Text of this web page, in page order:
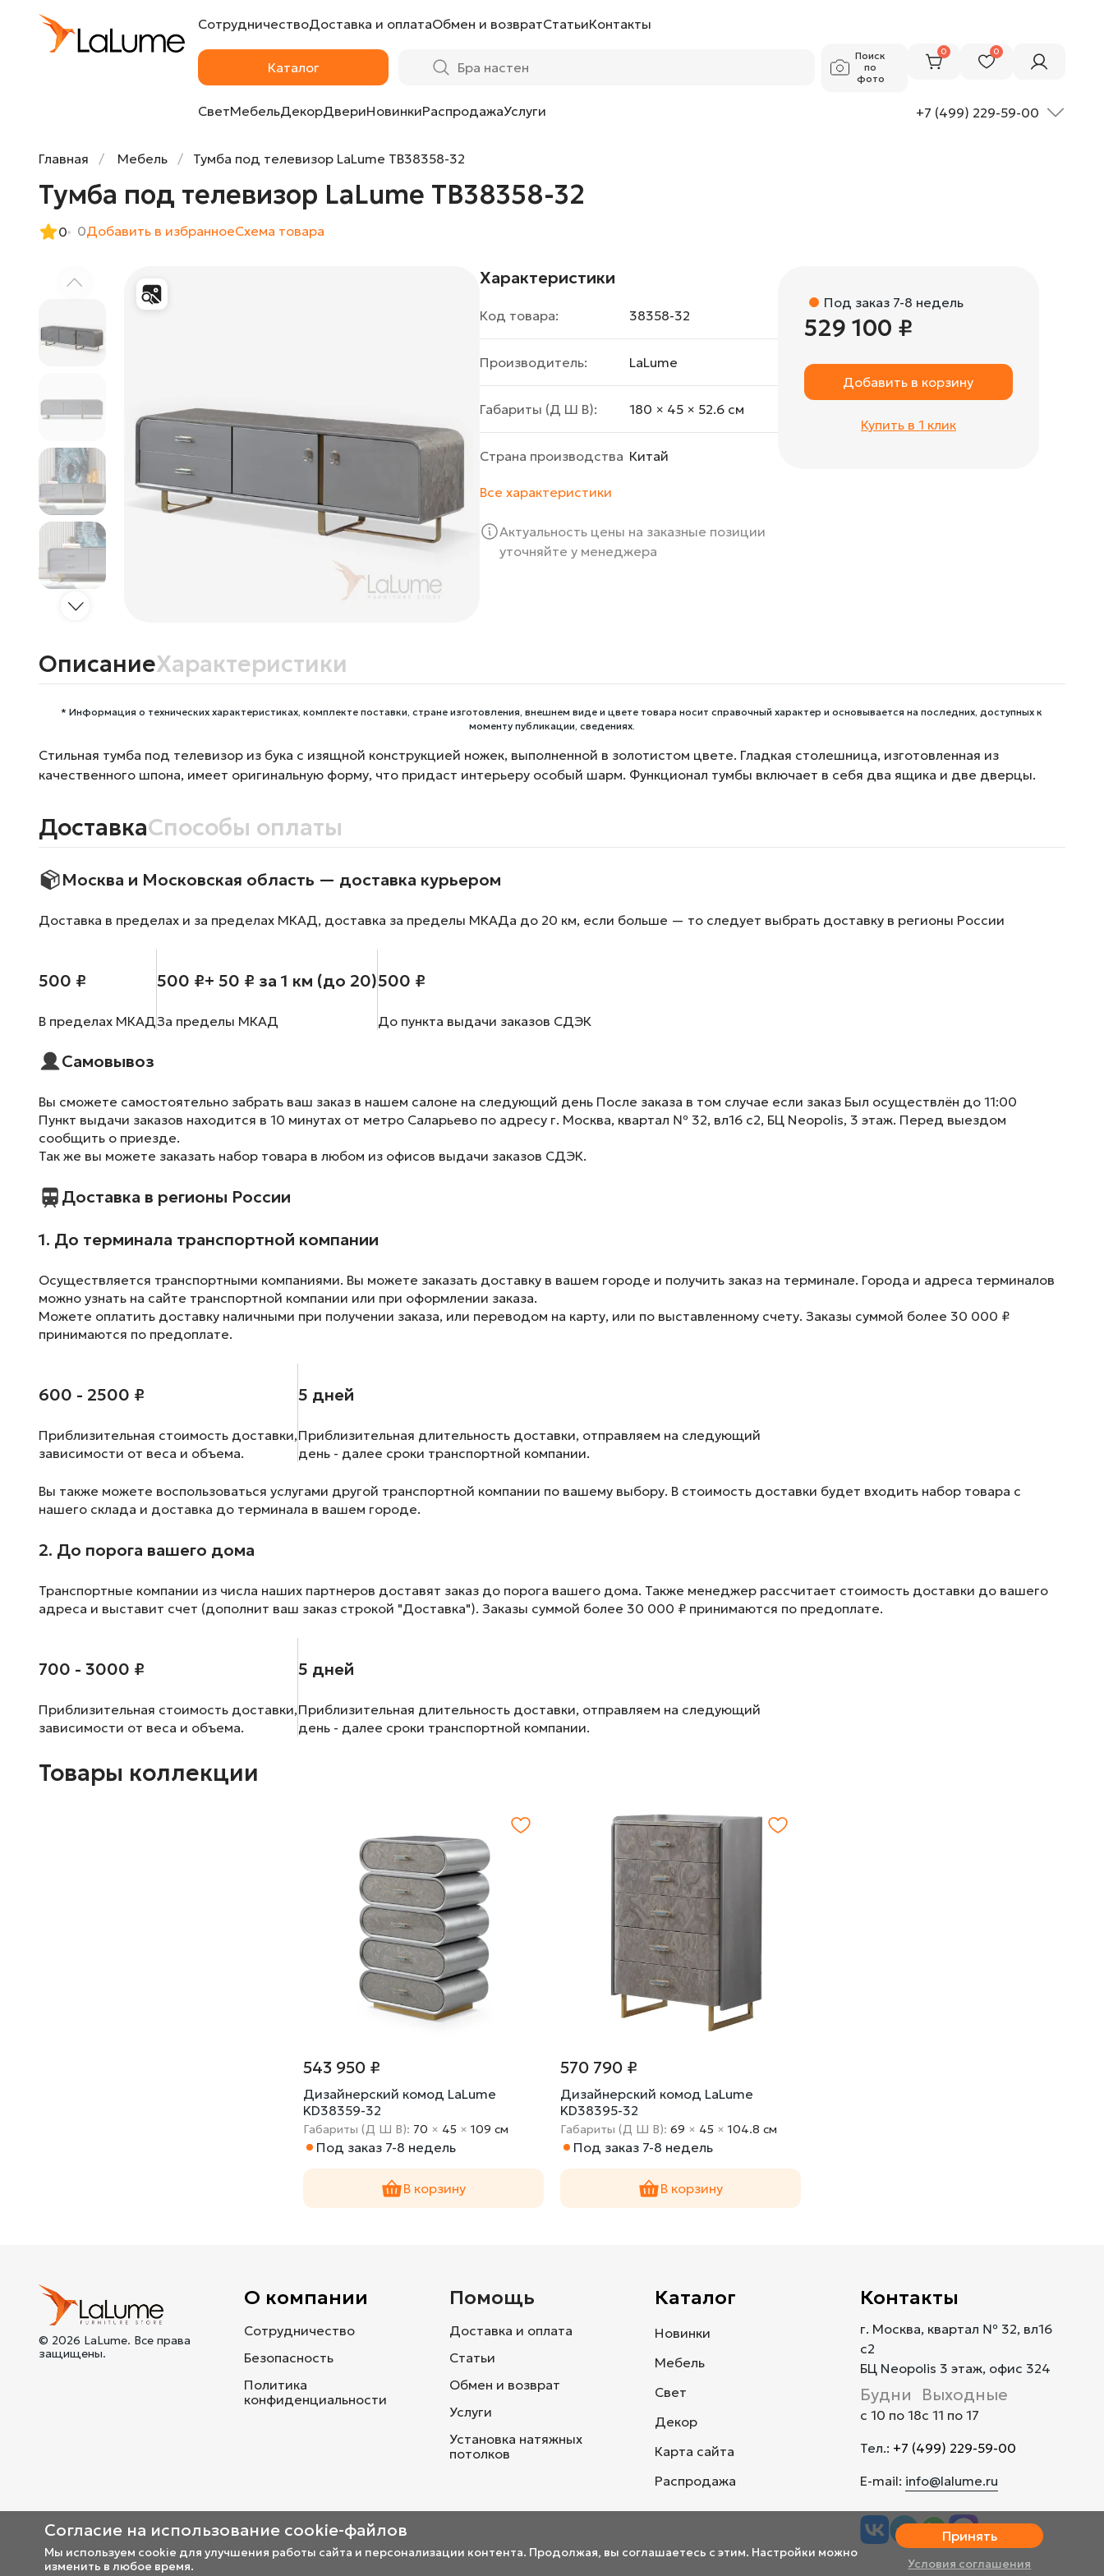
СотрудничествоДоставка и оплатаОбмен и возвратСтатьиКонтакты
Каталог
Поиск
по
фото
0 0
СветМебельДекорДвериНовинкиРаспродажаУслуги +7 (499) 229-59-00
Главная Мебель Тумба под телевизор LaLume TB38358-32
Тумба под телевизор LaLume TB38358-32
0 0Добавить в избранноеCхема товара
Характеристики
Код товара: 38358-32
Производитель: LaLume
Габариты (Д Ш В): 180 × 45 × 52.6 cм
Страна производства Китай
Все характеристики
Актуальность цены на заказные позиции
уточняйте у менеджера
Под заказ 7-8 недель
529 100 ₽
Добавить в корзину
Купить в 1 клик
ОписаниеХарактеристики
* Информация о технических характеристиках, комплекте поставки, стране изготовления, внешнем виде и цвете товара носит справочный характер и основывается на последних, доступных к
моменту публикации, сведениях.
Стильная тумба под телевизор из бука с изящной конструкцией ножек, выполненной в золотистом цвете. Гладкая столешница, изготовленная из
качественного шпона, имеет оригинальную форму, что придаст интерьеру особый шарм. Функционал тумбы включает в себя два ящика и две дверцы.
ДоставкаСпособы оплаты
Москва и Московская область — доставка курьером
Доставка в пределах и за пределах МКАД, доставка за пределы МКАДа до 20 км, если больше — то следует выбрать доставку в регионы России
500 ₽
В пределах МКАД
500 ₽+ 50 ₽ за 1 км (до 20)
За пределы МКАД
500 ₽
До пункта выдачи заказов СДЭК
Самовывоз
Вы сможете самостоятельно забрать ваш заказ в нашем салоне на следующий день После заказа в том случае если заказ Был осуществлён до 11:00
Пункт выдачи заказов находится в 10 минутах от метро Саларьево по адресу г. Москва, квартал № 32, вл16 с2, БЦ Neopolis, 3 этаж. Перед выездом
сообщить о приезде.
Так же вы можете заказать набор товара в любом из офисов выдачи заказов СДЭК.
Доставка в регионы России
1. До терминала транспортной компании
Осуществляется транспортными компаниями. Вы можете заказать доставку в вашем городе и получить заказ на терминале. Города и адреса терминалов
можно узнать на сайте транспортной компании или при оформлении заказа.
Можете оплатить доставку наличными при получении заказа, или переводом на карту, или по выставленному счету. Заказы суммой более 30 000 ₽
принимаются по предоплате.
600 - 2500 ₽
Приблизительная стоимость доставки,
зависимости от веса и объема.
5 дней
Приблизительная длительность доставки, отправляем на следующий
день - далее сроки транспортной компании.
Вы также можете воспользоваться услугами другой транспортной компании по вашему выбору. В стоимость доставки будет входить набор товара с
нашего склада и доставка до терминала в вашем городе.
2. До порога вашего дома
Транспортные компании из числа наших партнеров доставят заказ до порога вашего дома. Также менеджер рассчитает стоимость доставки до вашего
адреса и выставит счет (дополнит ваш заказ строкой "Доставка"). Заказы суммой более 30 000 ₽ принимаются по предоплате.
700 - 3000 ₽
Приблизительная стоимость доставки,
зависимости от веса и объема.
5 дней
Приблизительная длительность доставки, отправляем на следующий
день - далее сроки транспортной компании.
Товары коллекции
543 950 ₽
Дизайнерский комод LaLume
KD38359-32
Габариты (Д Ш В): 70 × 45 × 109 cм
Под заказ 7-8 недель
В корзину
570 790 ₽
Дизайнерский комод LaLume
KD38395-32
Габариты (Д Ш В): 69 × 45 × 104.8 cм
Под заказ 7-8 недель
В корзину
Тумба под телевизор LaLume TB38358-32
© 2026 LaLume. Все права
защищены.
О компании
Сотрудничество
Безопасность
Политика
конфиденциальности
Помощь
Доставка и оплата
Статьи
Обмен и возврат
Услуги
Установка натяжных
потолков
Каталог
Новинки
Мебель
Свет
Декор
Карта сайта
Распродажа
Контакты
г. Москва, квартал № 32, вл16
с2
БЦ Neopolis 3 этаж, офис 324
Будни
с 10 по 18
Выходные
с 11 по 17
Тел.: +7 (499) 229-59-00
E-mail: info@lalume.ru
Согласие на использование cookie-файлов
Мы используем cookie для улучшения работы сайта и персонализации контента. Продолжая, вы соглашаетесь с этим. Настройки можно
изменить в любое время.
Принять
Условия соглашения